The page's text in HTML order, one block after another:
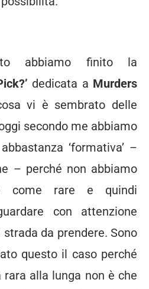
abbiamo finito la
dedicata a Murders
vi è sembrato delle
secondo me abbiamo
‘formativa’ –
– perché non abbiamo
come rare e quindi
con attenzione
da prendere. Sono
questo il caso perché
alla lunga non è che